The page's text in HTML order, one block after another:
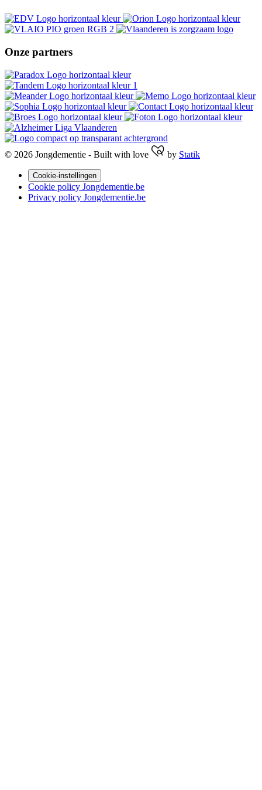
Onze partners
© 2026 Jongdementie - Built with love by Statik
Cookie-instellingen
Cookie policy Jongdementie.be
Privacy policy Jongdementie.be